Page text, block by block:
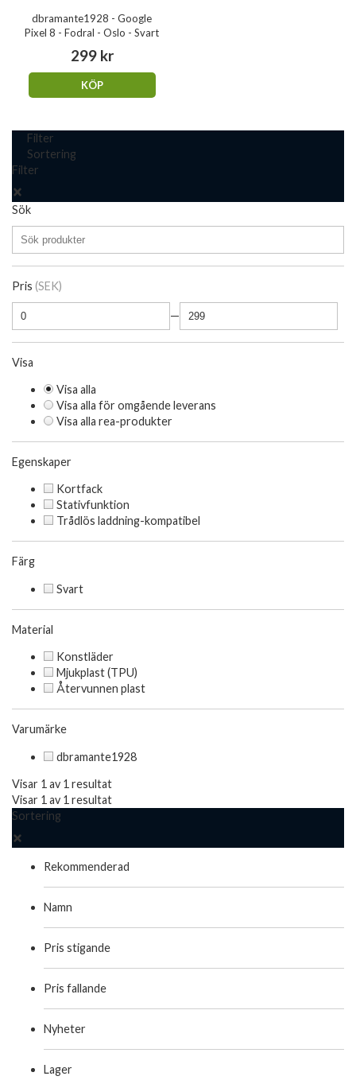
dbramante1928 - Google
Pixel 8 - Fodral - Oslo - Svart
299 kr
KÖP
Filter
Sortering
Filter
Sök
Pris (SEK)
—
Visa
Visa alla
Visa alla för omgående leverans
Visa alla rea-produkter
Egenskaper
Kortfack
Stativfunktion
Trådlös laddning-kompatibel
Färg
Svart
Material
Konstläder
Mjukplast (TPU)
Återvunnen plast
Varumärke
dbramante1928
Visar 1 av 1 resultat
Visar 1 av 1 resultat
Sortering
Rekommenderad
Namn
Pris stigande
Pris fallande
Nyheter
Lager